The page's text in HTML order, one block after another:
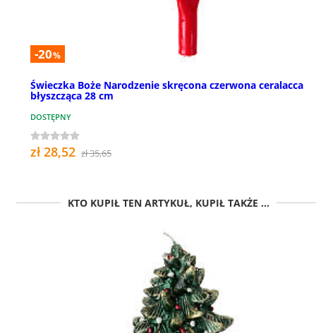
-20%
Świeczka Boże Narodzenie skręcona czerwona ceralacca
błyszcząca 28 cm
DOSTĘPNY
zł 28,52 zł 35,65
KTO KUPIŁ TEN ARTYKUŁ, KUPIŁ TAKŻE ...